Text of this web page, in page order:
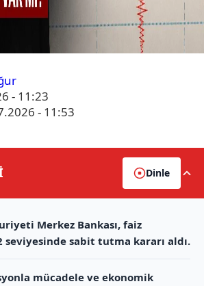
- 11:23
- 11:53
Dinle
Merkez Bankası, faiz
seviyesinde sabit tutma kararı aldı.
mücadele ve ekonomik